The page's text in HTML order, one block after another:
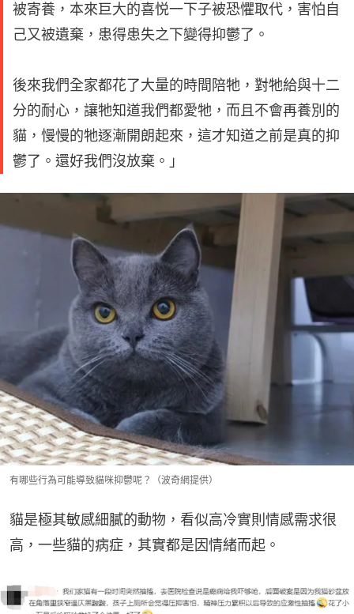
被寄養，本來巨大的喜悦一下子被恐懼取代，害怕自
己又被遺棄，患得患失之下變得抑鬱了。
後來我們全家都花了大量的時間陪牠，對牠給與十二
分的耐心，讓牠知道我們都愛牠，而且不會再養別的
貓，慢慢的牠逐漸開朗起來，這才知道之前是真的抑
鬱了。還好我們沒放棄。」
有哪些行為可能導致貓咪抑鬱呢？（波奇網提供）
貓是極其敏感細膩的動物，看似高冷實則情感需求很
高，一些貓的病症，其實都是因情緒而起。